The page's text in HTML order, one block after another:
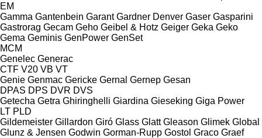
EM
Gamma Gantenbein Garant Gardner Denver Gaser Gasparini
Gastrorag Gecam Geho Geibel & Hotz Geiger Geka Geko
Gema Geminis GenPower GenSet
MCM
Genelec Generac
CTF V20 VB VT
Genie Genmac Gericke Gernal Gernep Gesan
DPAS DPS DVR DVS
Getecha Getra Ghiringhelli Giardina Gieseking Giga Power
LT PLD
Gildemeister Gillardon Giró Glass Glatt Gleason Glimek Global
Glunz & Jensen Godwin Gorman-Rupp Gostol Graco Graef